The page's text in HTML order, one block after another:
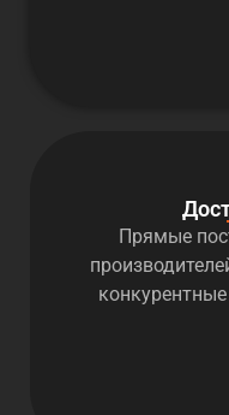
Прямые